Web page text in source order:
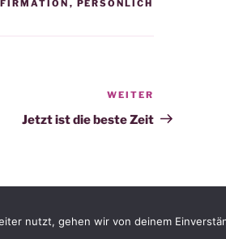
, PERSÖNLICH
Beitrag
WEITER
Jetzt ist die beste Zeit
nutzt, gehen wir von deinem